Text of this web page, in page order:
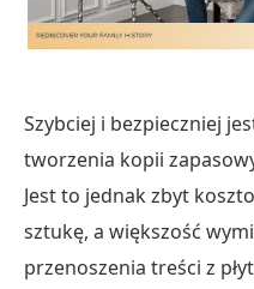
Szybciej i bezpieczniej
tworzenia kopii
Jest to jednak zbyt
sztukę, a większość
przenoszenia treści z